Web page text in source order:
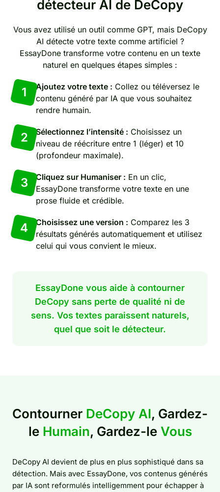
détecteur AI de DeCopy
Vous avez utilisé un outil comme GPT, mais DeCopy
AI détecte votre texte comme artificiel ?
EssayDone transforme votre contenu en un texte
naturel en quelques étapes simples :
1 Ajoutez votre texte : Collez ou téléversez le
contenu généré par IA que vous souhaitez
rendre humain.
2 Sélectionnez l’intensité : Choisissez un
niveau de réécriture entre 1 (léger) et 10
(profondeur maximale).
3 Cliquez sur Humaniser : En un clic,
EssayDone transforme votre texte en une
prose fluide et crédible.
4 Choisissez une version : Comparez les 3
résultats générés automatiquement et utilisez
celui qui vous convient le mieux.
EssayDone vous aide à contourner
DeCopy sans perte de qualité ni de
sens. Vos textes paraissent naturels,
quel que soit le détecteur.
Contourner DeCopy AI, Gardez-
le Humain, Gardez-le Vous
DeCopy AI devient de plus en plus sophistiqué dans sa
détection. Mais avec EssayDone, vos contenus générés
par IA sont reformulés intelligemment pour échapper à